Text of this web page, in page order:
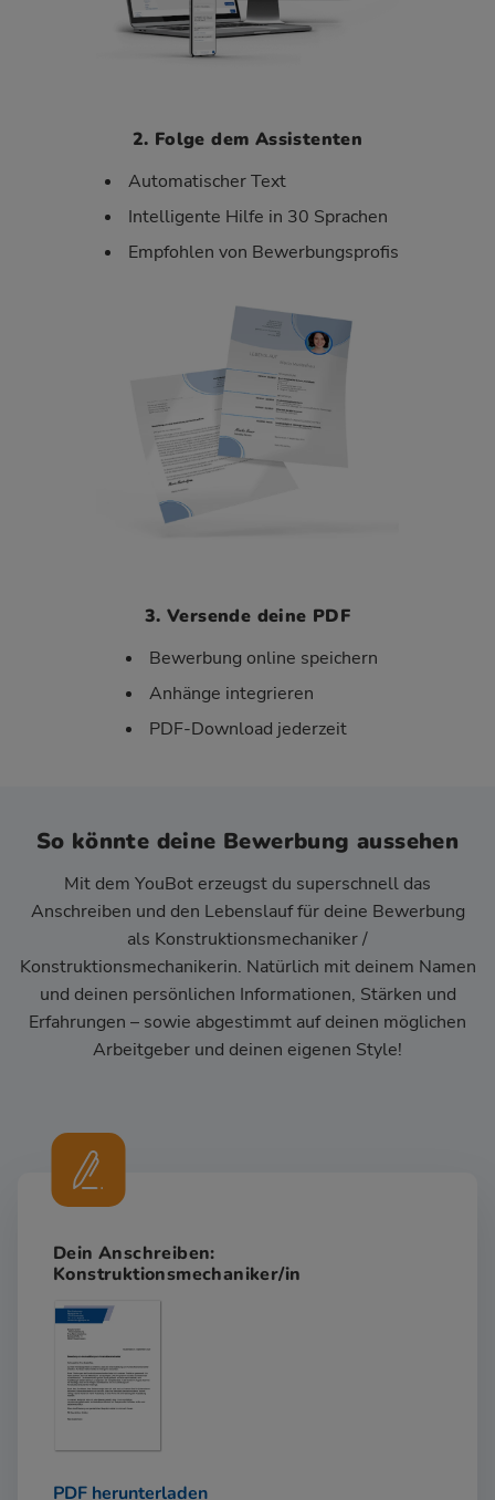
2. Folge dem Assistenten
Automatischer Text
Intelligente Hilfe in 30 Sprachen
Empfohlen von Bewerbungsprofis
3. Versende deine PDF
Bewerbung online speichern
Anhänge integrieren
PDF-Download jederzeit
So könnte deine Bewerbung aussehen
Mit dem YouBot erzeugst du superschnell das
Anschreiben und den Lebenslauf für deine Bewerbung
als Konstruktionsmechaniker /
Konstruktionsmechanikerin. Natürlich mit deinem Namen
und deinen persönlichen Informationen, Stärken und
Erfahrungen – sowie abgestimmt auf deinen möglichen
Arbeitgeber und deinen eigenen Style!
Dein Anschreiben:
Konstruktionsmechaniker/in
PDF herunterladen